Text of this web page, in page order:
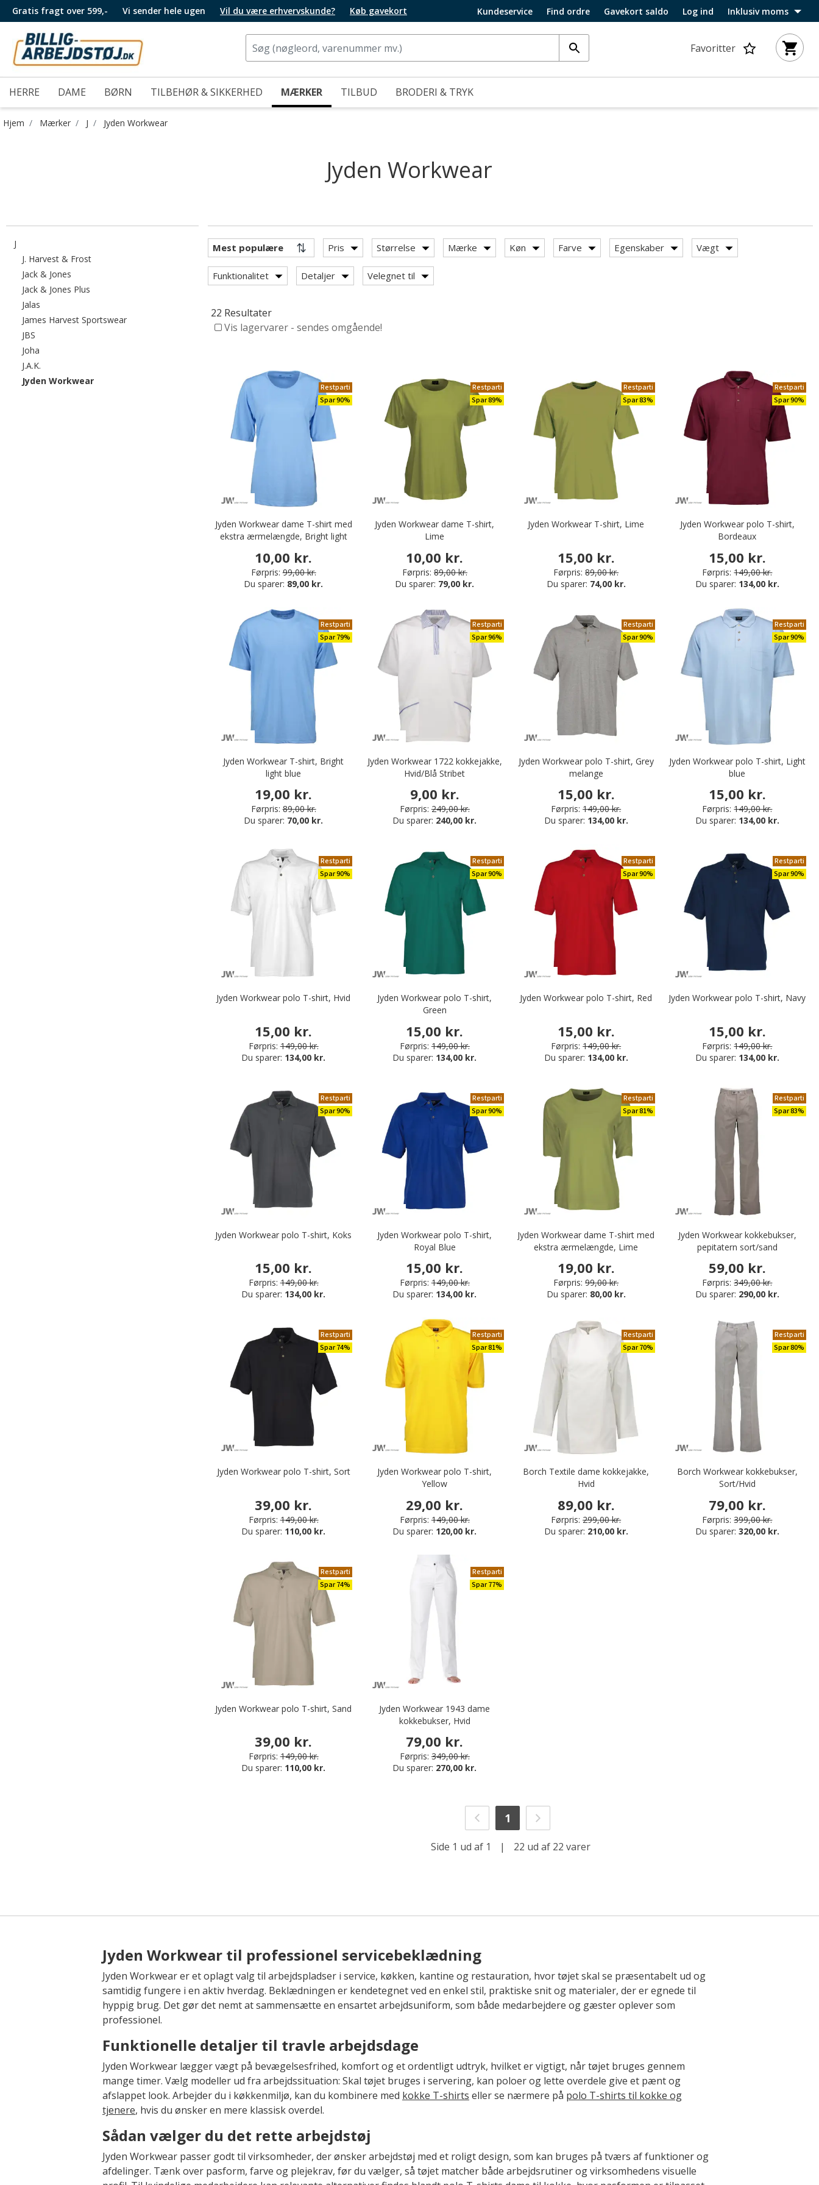
Gratis fragt over 599,- Vi sender hele ugen Vil du være erhvervskunde? Køb gavekort Kundeservice Find ordre Gavekort saldo Log ind Inklusiv moms
Favoritter
HERRE DAME BØRN TILBEHØR & SIKKERHED MÆRKER TILBUD BRODERI & TRYK
Hjem Mærker J Jyden Workwear
Jyden Workwear
J
J. Harvest & FrostFiltrér efter category: J. Harvest & Frost
Jack & Jones
Jack & Jones Plus Filtrér efter category: Jack & Jones Plus
Jalas
James Harvest SportswearFiltrér efter category: James Harvest Sportswear
JBS
Joha
J.A.K.
Jyden Workwearvalgte I øjeblikket sorteret efter category: Jyden Workwear
Pris Størrelse Mærke Køn Farve Egenskaber Vægt
Funktionalitet Detaljer Velegnet til
22 Resultater
Vis lagervarer - sendes omgående!
Restparti
Spar 90%
Jyden Workwear dame T-shirt med
ekstra ærmelængde, Bright light
10,00 kr.
Førpris: 99,00 kr.
Du sparer: 89,00 kr.
Restparti
Spar 89%
Jyden Workwear dame T-shirt,
Lime
10,00 kr.
Førpris: 89,00 kr.
Du sparer: 79,00 kr.
Restparti
Spar 83%
Jyden Workwear T-shirt, Lime
15,00 kr.
Førpris: 89,00 kr.
Du sparer: 74,00 kr.
Restparti
Spar 90%
Jyden Workwear polo T-shirt,
Bordeaux
15,00 kr.
Førpris: 149,00 kr.
Du sparer: 134,00 kr.
Restparti
Spar 79%
Jyden Workwear T-shirt, Bright
light blue
19,00 kr.
Førpris: 89,00 kr.
Du sparer: 70,00 kr.
Restparti
Spar 96%
Jyden Workwear 1722 kokkejakke,
Hvid/Blå Stribet
9,00 kr.
Førpris: 249,00 kr.
Du sparer: 240,00 kr.
Restparti
Spar 90%
Jyden Workwear polo T-shirt, Grey
melange
15,00 kr.
Førpris: 149,00 kr.
Du sparer: 134,00 kr.
Restparti
Spar 90%
Jyden Workwear polo T-shirt, Light
blue
15,00 kr.
Førpris: 149,00 kr.
Du sparer: 134,00 kr.
Restparti
Spar 90%
Jyden Workwear polo T-shirt, Hvid
15,00 kr.
Førpris: 149,00 kr.
Du sparer: 134,00 kr.
Restparti
Spar 90%
Jyden Workwear polo T-shirt,
Green
15,00 kr.
Førpris: 149,00 kr.
Du sparer: 134,00 kr.
Restparti
Spar 90%
Jyden Workwear polo T-shirt, Red
15,00 kr.
Førpris: 149,00 kr.
Du sparer: 134,00 kr.
Restparti
Spar 90%
Jyden Workwear polo T-shirt, Navy
15,00 kr.
Førpris: 149,00 kr.
Du sparer: 134,00 kr.
Restparti
Spar 90%
Jyden Workwear polo T-shirt, Koks
15,00 kr.
Førpris: 149,00 kr.
Du sparer: 134,00 kr.
Restparti
Spar 90%
Jyden Workwear polo T-shirt,
Royal Blue
15,00 kr.
Førpris: 149,00 kr.
Du sparer: 134,00 kr.
Restparti
Spar 81%
Jyden Workwear dame T-shirt med
ekstra ærmelængde, Lime
19,00 kr.
Førpris: 99,00 kr.
Du sparer: 80,00 kr.
Restparti
Spar 83%
Jyden Workwear kokkebukser,
pepitatern sort/sand
59,00 kr.
Førpris: 349,00 kr.
Du sparer: 290,00 kr.
Restparti
Spar 74%
Jyden Workwear polo T-shirt, Sort
39,00 kr.
Førpris: 149,00 kr.
Du sparer: 110,00 kr.
Restparti
Spar 81%
Jyden Workwear polo T-shirt,
Yellow
29,00 kr.
Førpris: 149,00 kr.
Du sparer: 120,00 kr.
Restparti
Spar 70%
Borch Textile dame kokkejakke,
Hvid
89,00 kr.
Førpris: 299,00 kr.
Du sparer: 210,00 kr.
Restparti
Spar 80%
Borch Workwear kokkebukser,
Sort/Hvid
79,00 kr.
Førpris: 399,00 kr.
Du sparer: 320,00 kr.
Restparti
Spar 74%
Jyden Workwear polo T-shirt, Sand
39,00 kr.
Førpris: 149,00 kr.
Du sparer: 110,00 kr.
Restparti
Spar 77%
Jyden Workwear 1943 dame
kokkebukser, Hvid
79,00 kr.
Førpris: 349,00 kr.
Du sparer: 270,00 kr.
1
Side 1 ud af 1 | 22 ud af 22 varer
Jyden Workwear til professionel servicebeklædning
Jyden Workwear er et oplagt valg til arbejdspladser i service, køkken, kantine og restauration, hvor tøjet skal se præsentabelt ud og
samtidig fungere i en aktiv hverdag. Beklædningen er kendetegnet ved en enkel stil, praktiske snit og materialer, der er egnede til
hyppig brug. Det gør det nemt at sammensætte en ensartet arbejdsuniform, som både medarbejdere og gæster oplever som
professionel.
Funktionelle detaljer til travle arbejdsdage
Jyden Workwear lægger vægt på bevægelsesfrihed, komfort og et ordentligt udtryk, hvilket er vigtigt, når tøjet bruges gennem
mange timer. Vælg modeller ud fra arbejdssituation: Skal tøjet bruges i servering, kan poloer og lette overdele give et pænt og
afslappet look. Arbejder du i køkkenmiljø, kan du kombinere med kokke T-shirts eller se nærmere på polo T-shirts til kokke og
tjenere, hvis du ønsker en mere klassisk overdel.
Sådan vælger du det rette arbejdstøj
Jyden Workwear passer godt til virksomheder, der ønsker arbejdstøj med et roligt design, som kan bruges på tværs af funktioner og
afdelinger. Tænk over pasform, farve og plejekrav, før du vælger, så tøjet matcher både arbejdsrutiner og virksomhedens visuelle